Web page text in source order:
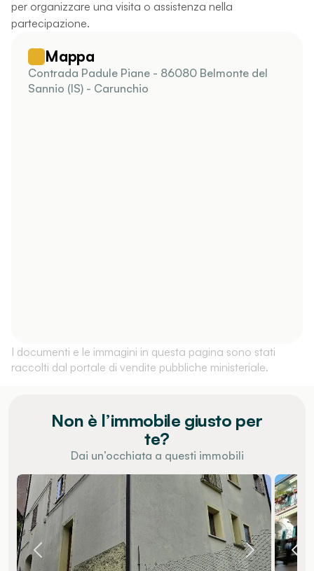
per organizzare una visita o assistenza nella
partecipazione.
Mappa
Contrada Padule Piane - 86080 Belmonte del
Sannio (IS) - Carunchio
I documenti e le immagini in questa pagina sono stati
raccolti dal portale di vendite pubbliche ministeriale.
Non è l’immobile giusto per
te?
Dai un’occhiata a questi immobili